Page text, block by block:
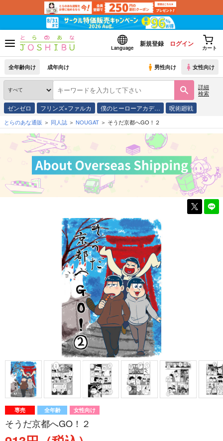
Language
新規登録 ログイン
カート
全年齢向け 成年向け 男性向け 女性向け
詳細
検索
ゼンゼロ フリンズ×ファルカ 僕のヒーローアカデ… 呪術廻戦
とらのあな通販 同人誌 NOUGAT そうだ京都へGO！２
専売 全年齢 女性向け
そうだ京都へGO！２